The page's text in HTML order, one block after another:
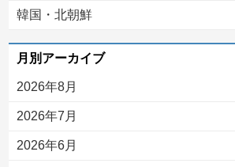
韓国・北朝鮮
月別アーカイブ
2026年8月
2026年7月
2026年6月